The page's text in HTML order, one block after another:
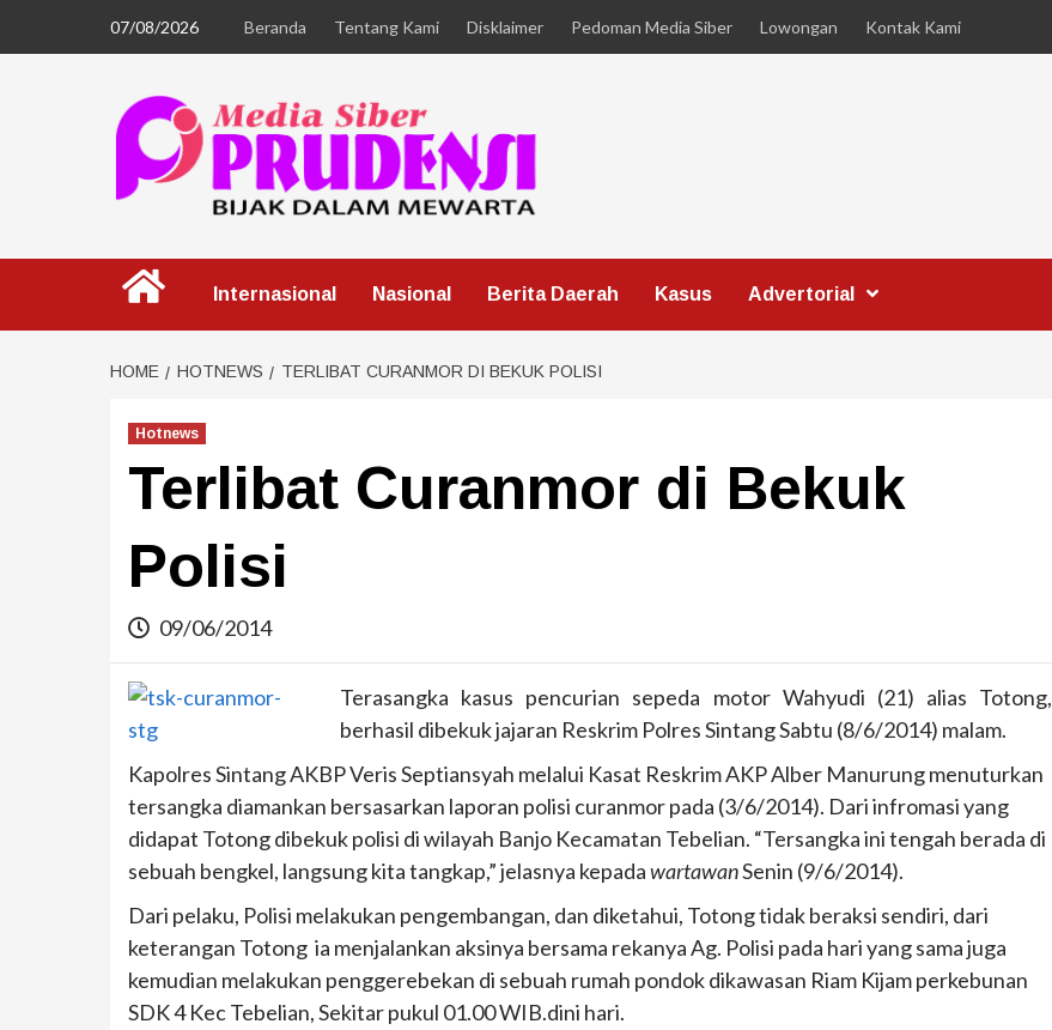
07/08/2026 Beranda Tentang Kami Disklaimer Pedoman Media Siber Lowongan Kontak Kami
Internasional Nasional Berita Daerah Kasus Advertorial
HOME HOTNEWS TERLIBAT CURANMOR DI BEKUK POLISI
Hotnews
Terlibat Curanmor di Bekuk
Polisi
09/06/2014
Terasangka kasus pencurian sepeda motor Wahyudi (21) alias Totong,
berhasil dibekuk jajaran Reskrim Polres Sintang Sabtu (8/6/2014) malam.
Kapolres Sintang AKBP Veris Septiansyah melalui Kasat Reskrim AKP Alber Manurung menuturkan
tersangka diamankan bersasarkan laporan polisi curanmor pada (3/6/2014). Dari infromasi yang
didapat Totong dibekuk polisi di wilayah Banjo Kecamatan Tebelian. “Tersangka ini tengah berada di
sebuah bengkel, langsung kita tangkap,” jelasnya kepadawartawanSenin (9/6/2014).
Dari pelaku, Polisi melakukan pengembangan, dan diketahui, Totong tidak beraksi sendiri, dari
keterangan Totong ia menjalankan aksinya bersama rekanya Ag. Polisi pada hari yang sama juga
kemudian melakukan penggerebekan di sebuah rumah pondok dikawasan Riam Kijam perkebunan
SDK 4 Kec Tebelian, Sekitar pukul 01.00 WIB.dini hari.